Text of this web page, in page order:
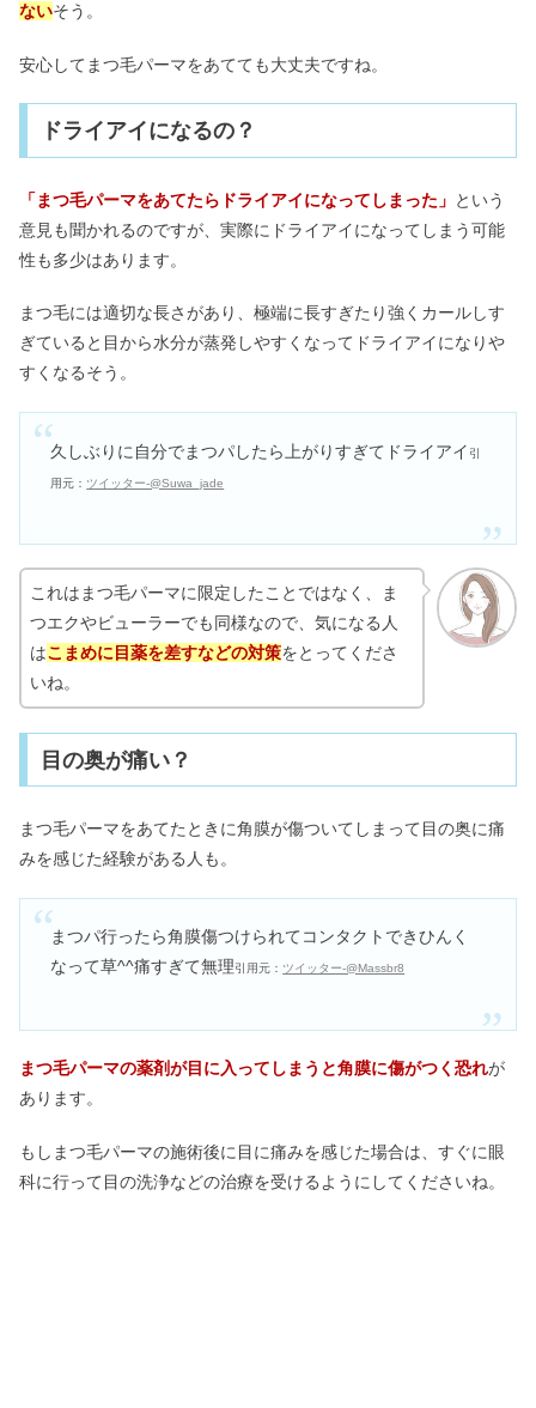
ないそう。
安心してまつ毛パーマをあてても大丈夫ですね。
ドライアイになるの？
「まつ毛パーマをあてたらドライアイになってしまった」 という
意見も聞かれるのですが、実際にドライアイになってしまう可能
性も多少はあります。
まつ毛には適切な長さがあり、極端に長すぎたり強くカールしす
ぎていると目から水分が蒸発しやすくなってドライアイになりや
すくなるそう。
久しぶりに自分でまつパしたら上がりすぎてドライアイ 引
用元： ツイッター-@Suwa_jade
これはまつ毛パーマに限定したことではなく、ま
つエクやビューラーでも同様なので、気になる人
はこまめに目薬を差すなどの対策をとってくださ
いね。
目の奥が痛い？
まつ毛パーマをあてたときに角膜が傷ついてしまって目の奥に痛
みを感じた経験がある人も。
まつパ行ったら角膜傷つけられてコンタクトできひんく
なって草^^痛すぎて無理引用元： ツイッター-@Massbr8
まつ毛パーマの薬剤が目に入ってしまうと角膜に傷がつく恐れが
あります。
もしまつ毛パーマの施術後に目に痛みを感じた場合は、すぐに眼
科に行って目の洗浄などの治療を受けるようにしてくださいね。